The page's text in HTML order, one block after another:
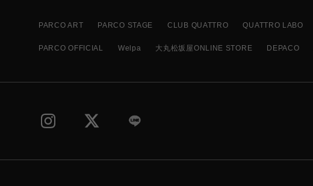
PARCO ART PARCO STAGE CLUB QUATTRO QUATTRO LABO
PARCO OFFICIAL Welpa 大丸松坂屋ONLINE STORE DEPACO